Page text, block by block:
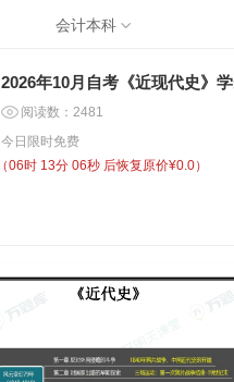
会计本科
2026年10月自考《近现代史》
阅读数：2481
今日限时免费
（06时 13分 06秒 后恢复原价¥0.0）